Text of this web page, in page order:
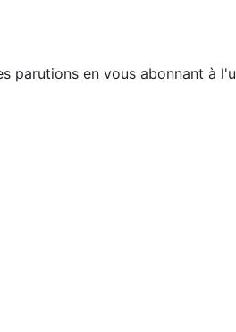
parutions en vous abonnant à